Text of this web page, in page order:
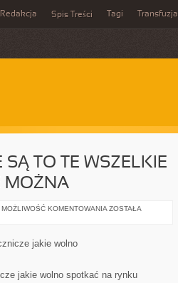
Redakcja Spis Treści Tagi Transfuzja
TO TE WSZELKIE
MOŻNA
MOŻLIWOŚĆ KOMENTOWANIA SPECJALNOŚCI
JAKIE
MOŻNA
ZOSTAŁA
jakie wolno
jakie wolno spotkać na rynku